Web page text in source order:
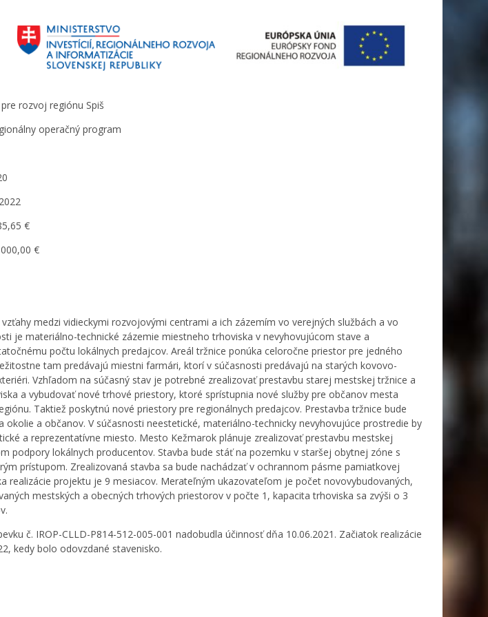
rozvoj regiónu Spiš
operačný program
€
€
medzi vidieckymi rozvojovými centrami a ich zázemím vo verejných službách a vo
je materiálno-technické zázemie miestneho trhoviska v nevyhovujúcom stave a
počtu lokálnych predajcov. Areál tržnice ponúka celoročne priestor pre jedného
tam predávajú miestni farmári, ktorí v súčasnosti predávajú na starých kovovo-
Vzhľadom na súčasný stav je potrebné zrealizovať prestavbu starej mestskej tržnice a
a vybudovať nové trhové priestory, ktoré sprístupnia nové služby pre občanov mesta
Taktiež poskytnú nové priestory pre regionálnych predajcov. Prestavba tržnice bude
a občanov. V súčasnosti neestetické, materiálno-technicky nevyhovujúce prostredie by
a reprezentatívne miesto. Mesto Kežmarok plánuje zrealizovať prestavbu mestskej
podpory lokálnych producentov. Stavba bude stáť na pozemku v staršej obytnej zóne s
prístupom. Zrealizovaná stavba sa bude nachádzať v ochrannom pásme pamiatkovej
realizácie projektu je 9 mesiacov. Merateľným ukazovateľom je počet novovybudovaných,
mestských a obecných trhových priestorov v počte 1, kapacita trhoviska sa zvýši o 3
č. IROP-CLLD-P814-512-005-001 nadobudla účinnosť dňa 10.06.2021. Začiatok realizácie
kedy bolo odovzdané stavenisko.